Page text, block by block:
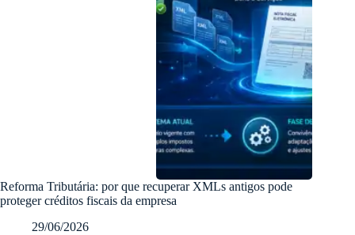
Reforma Tributária: por que recuperar XMLs antigos pode
proteger créditos fiscais da empresa
29/06/2026